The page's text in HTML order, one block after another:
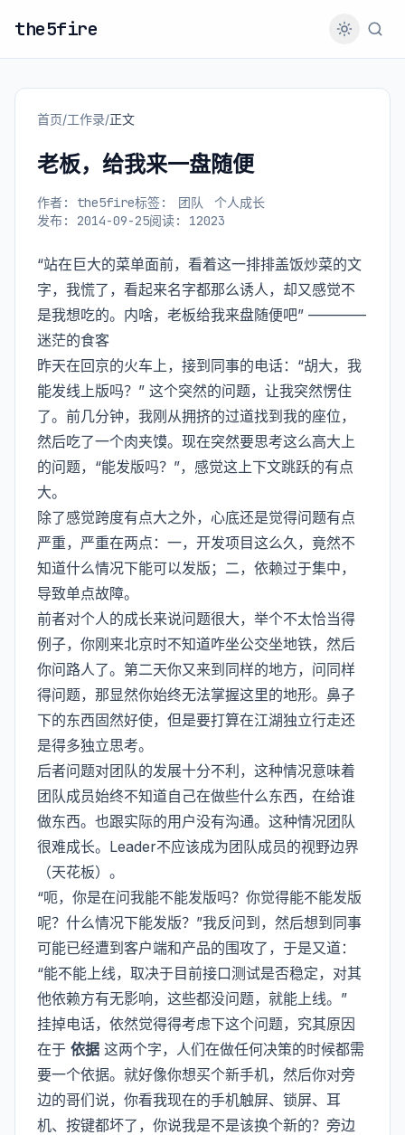
the5fire
首页/工作录/正文
老板，给我来一盘随便
作者: the5fire标签: 团队
个人成长
发布: 2014-09-25阅读: 12023
“站在巨大的菜单面前，看着这一排排盖饭炒菜的文
字，我慌了，看起来名字都那么诱人，却又感觉不
是我想吃的。内啥，老板给我来盘随便吧” ————
迷茫的食客
昨天在回京的火车上，接到同事的电话：“胡大，我
能发线上版吗？” 这个突然的问题，让我突然愣住
了。前几分钟，我刚从拥挤的过道找到我的座位，
然后吃了一个肉夹馍。现在突然要思考这么高大上
的问题，“能发版吗？”，感觉这上下文跳跃的有点
大。
除了感觉跨度有点大之外，心底还是觉得问题有点
严重，严重在两点：一，开发项目这么久，竟然不
知道什么情况下能可以发版；二，依赖过于集中，
导致单点故障。
前者对个人的成长来说问题很大，举个不太恰当得
例子，你刚来北京时不知道咋坐公交坐地铁，然后
你问路人了。第二天你又来到同样的地方，问同样
得问题，那显然你始终无法掌握这里的地形。鼻子
下的东西固然好使，但是要打算在江湖独立行走还
是得多独立思考。
后者问题对团队的发展十分不利，这种情况意味着
团队成员始终不知道自己在做些什么东西，在给谁
做东西。也跟实际的用户没有沟通。这种情况团队
很难成长。Leader不应该成为团队成员的视野边界
（天花板）。
“呃，你是在问我能不能发版吗？你觉得能不能发版
呢？什么情况下能发版？”我反问到，然后想到同事
可能已经遭到客户端和产品的围攻了，于是又道：
“能不能上线，取决于目前接口测试是否稳定，对其
他依赖方有无影响，这些都没问题，就能上线。”
挂掉电话，依然觉得得考虑下这个问题，究其原因
在于 依据 这两个字，人们在做任何决策的时候都需
要一个依据。就好像你想买个新手机，然后你对旁
边的哥们说，你看我现在的手机触屏、锁屏、耳
机、按键都坏了，你说我是不是该换个新的？旁边